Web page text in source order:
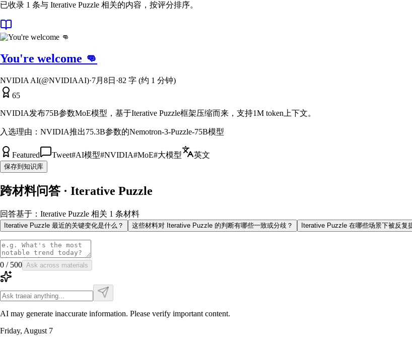
已收录 1 条与 Iterative Puzzle 相关的内容，按评分排序。
You're welcome 👊
NVIDIA AI(@NVIDIAAI)·7月8日 ·82 字 (约 1 分钟)
65
NVIDIA发布75B参数MoE模型，基于Iterative Puzzle框架压缩而来，支持1M token上下文。
入选理由： NVIDIA推出75.3B参数的Nemotron-3-Puzzle-75B模型
Featured Tweet#AI模型#NVIDIA#MoE#大模型 英文
保存到知识库
跨材料问答 · Iterative Puzzle
回答基于：Iterative Puzzle 相关 1 条材料
Iterative Puzzle 最近的关键变化是什么？ 这些材料对 Iterative Puzzle 的判断有哪些一致或分歧？ Iterative Puzzle 在哪些场景下被反复
0 / 500 Ask across materials
AI may generate inaccurate information. Please verify important content.
Friday, August 7